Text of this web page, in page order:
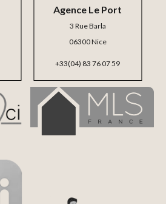
Agence Le Port
3 Rue Barla
06300 Nice
+33(04) 83 76 07 59